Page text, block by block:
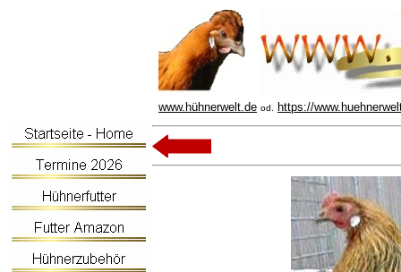
www.hühnerwelt.de od. https://